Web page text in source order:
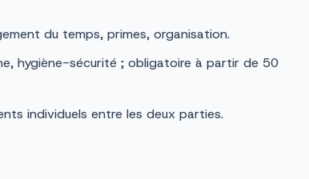
du temps, primes, organisation.
hygiène-sécurité ; obligatoire à partir de 50
individuels entre les deux parties.